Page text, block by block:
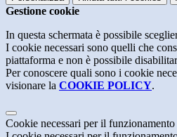
Gestione cookie
In questa schermata è possibile
I cookie necessari sono quelli che
piattaforma e non è possibile
Per conoscere quali sono i cookie
visionare la COOKIE POLICY.
Cookie necessari per il funzionamento